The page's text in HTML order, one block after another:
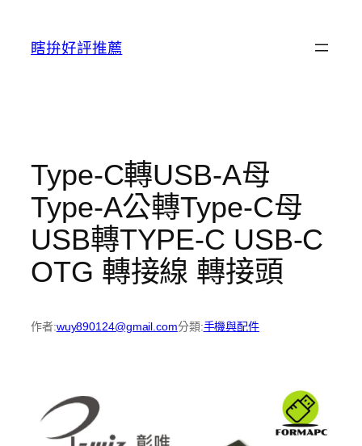
瞎拚好評推薦
Type-C轉USB-A母
Type-A公轉Type-C母
USB轉TYPE-C USB-C
OTG 轉接線 轉接頭
作者:wuy890124@gmail.com分類:手機與配件